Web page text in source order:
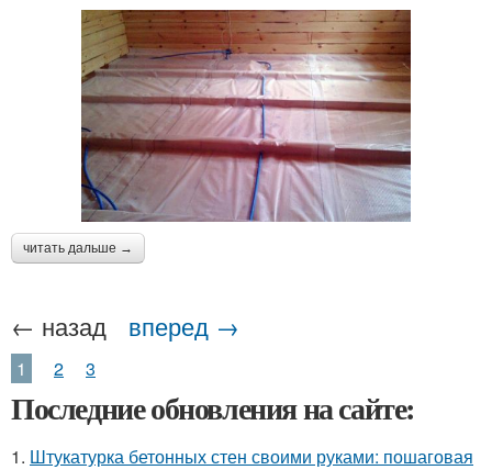
читать дальше →
← назад вперед →
1 2 3
Последние обновления на сайте:
1. Штукатурка бетонных стен своими руками: пошаговая